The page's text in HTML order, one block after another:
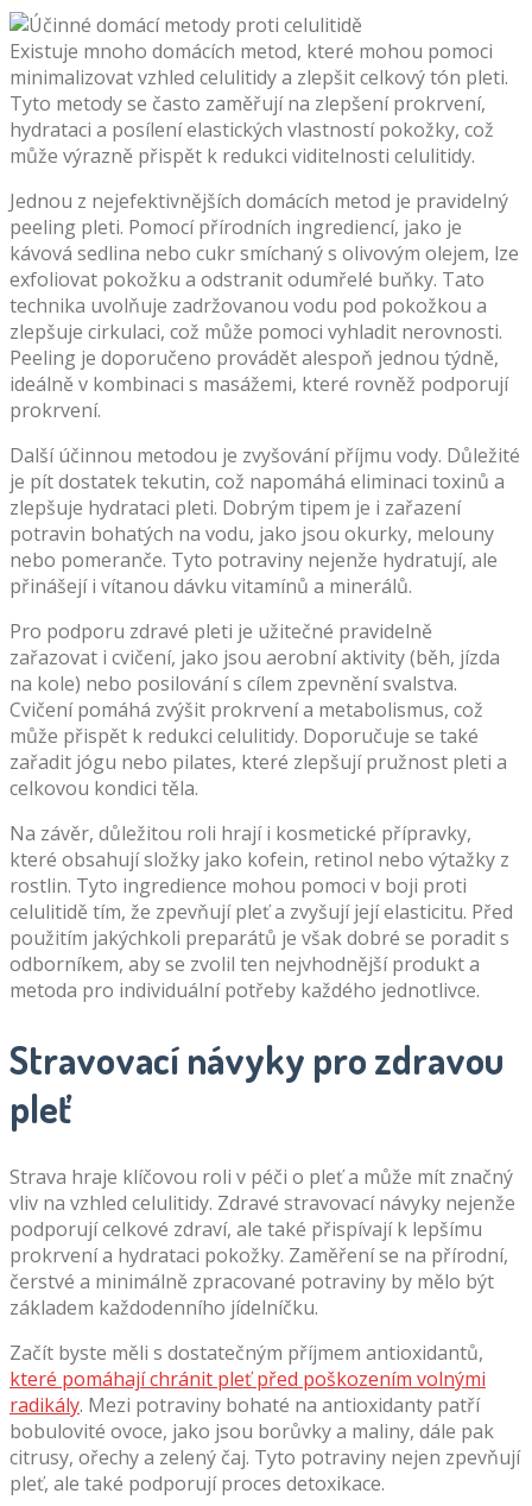
Existuje mnoho domácích metod, které mohou pomoci
minimalizovat vzhled celulitidy a zlepšit celkový tón pleti.
Tyto metody se často zaměřují na zlepšení prokrvení,
hydrataci a posílení elastických vlastností pokožky, což
může výrazně přispět k redukci viditelnosti celulitidy.
Jednou z nejefektivnějších domácích metod je pravidelný
peeling pleti. Pomocí přírodních ingrediencí, jako je
kávová sedlina nebo cukr smíchaný s olivovým olejem, lze
exfoliovat pokožku a odstranit odumřelé buňky. Tato
technika uvolňuje zadržovanou vodu pod pokožkou a
zlepšuje cirkulaci, což může pomoci vyhladit nerovnosti.
Peeling je doporučeno provádět alespoň jednou týdně,
ideálně v kombinaci s masážemi, které rovněž podporují
prokrvení.
Další účinnou metodou je zvyšování příjmu vody. Důležité
je pít dostatek tekutin, což napomáhá eliminaci toxinů a
zlepšuje hydrataci pleti. Dobrým tipem je i zařazení
potravin bohatých na vodu, jako jsou okurky, melouny
nebo pomeranče. Tyto potraviny nejenže hydratují, ale
přinášejí i vítanou dávku vitamínů a minerálů.
Pro podporu zdravé pleti je užitečné pravidelně
zařazovat i cvičení, jako jsou aerobní aktivity (běh, jízda
na kole) nebo posilování s cílem zpevnění svalstva.
Cvičení pomáhá zvýšit prokrvení a metabolismus, což
může přispět k redukci celulitidy. Doporučuje se také
zařadit jógu nebo pilates, které zlepšují pružnost pleti a
celkovou kondici těla.
Na závěr, důležitou roli hrají i kosmetické přípravky,
které obsahují složky jako kofein, retinol nebo výtažky z
rostlin. Tyto ingredience mohou pomoci v boji proti
celulitidě tím, že zpevňují pleť a zvyšují její elasticitu. Před
použitím jakýchkoli preparátů je však dobré se poradit s
odborníkem, aby se zvolil ten nejvhodnější produkt a
metoda pro individuální potřeby každého jednotlivce.
Stravovací návyky pro zdravou
pleť
Strava hraje klíčovou roli v péči o pleť a může mít značný
vliv na vzhled celulitidy. Zdravé stravovací návyky nejenže
podporují celkové zdraví, ale také přispívají k lepšímu
prokrvení a hydrataci pokožky. Zaměření se na přírodní,
čerstvé a minimálně zpracované potraviny by mělo být
základem každodenního jídelníčku.
Začít byste měli s dostatečným příjmem antioxidantů,
které pomáhají chránit pleť před poškozením volnými
radikály. Mezi potraviny bohaté na antioxidanty patří
bobulovité ovoce, jako jsou borůvky a maliny, dále pak
citrusy, ořechy a zelený čaj. Tyto potraviny nejen zpevňují
pleť, ale také podporují proces detoxikace.